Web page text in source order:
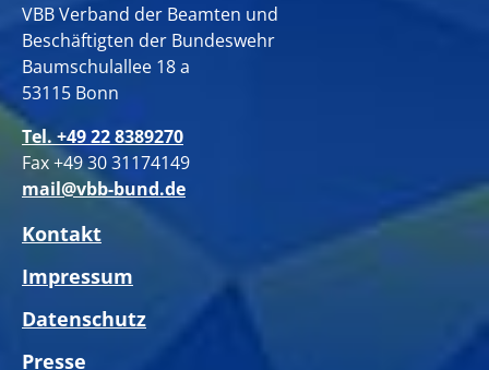
VBB Verband der Beamten und
Beschäftigten der Bundeswehr
Baumschulallee 18 a
53115 Bonn
Tel. +49 22 8389270
Fax +49 30 31174149
mail@vbb-bund.de
Kontakt
Impressum
Datenschutz
Presse